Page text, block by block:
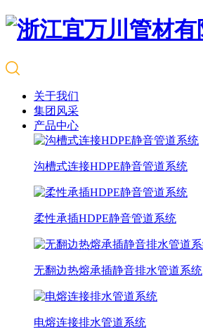
关于我们
集团风采
产品中心
沟槽式连接HDPE静音管道系统
柔性承插HDPE静音管道系统
无翻边热熔承插静音排水管道系统
电熔连接排水管道系统